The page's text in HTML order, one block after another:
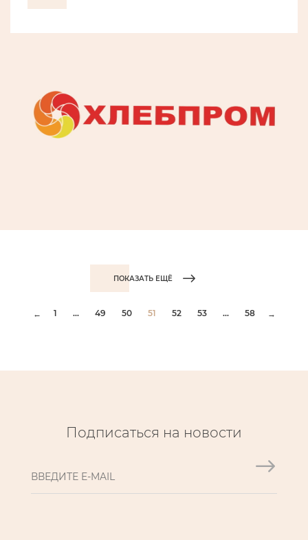
ПОКАЗАТЬ ЕЩЁ
← 1 ... 49 50 51 52 53 ... 58 →
Подписаться на новости